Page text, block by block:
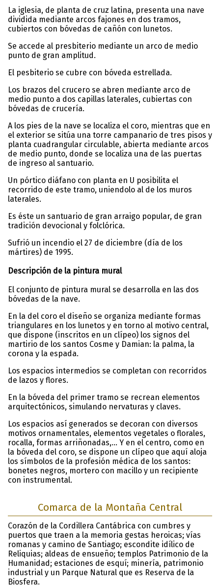
La iglesia, de planta de cruz latina, presenta una nave
dividida mediante arcos fajones en dos tramos,
cubiertos con bóvedas de cañón con lunetos.
Se accede al presbiterio mediante un arco de medio
punto de gran amplitud.
El pesbiterio se cubre con bóveda estrellada.
Los brazos del crucero se abren mediante arco de
medio punto a dos capillas laterales, cubiertas con
bóvedas de crucería.
A los pies de la nave se localiza el coro, mientras que en
el exterior se sitúa una torre campanario de tres pisos y
planta cuadrangular circulable, abierta mediante arcos
de medio punto, donde se localiza una de las puertas
de ingreso al santuario.
Un pórtico diáfano con planta en U posibilita el
recorrido de este tramo, uniendolo al de los muros
laterales.
Es éste un santuario de gran arraigo popular, de gran
tradición devocional y folclórica.
Sufrió un incendio el 27 de diciembre (día de los
mártires) de 1995.
Descripción de la pintura mural
El conjunto de pintura mural se desarrolla en las dos
bóvedas de la nave.
En la del coro el diseño se organiza mediante formas
triangulares en los lunetos y en torno al motivo central,
que dispone (inscritos en un clípeo) los signos del
martirio de los santos Cosme y Damian: la palma, la
corona y la espada.
Los espacios intermedios se completan con recorridos
de lazos y flores.
En la bóveda del primer tramo se recrean elementos
arquitectónicos, simulando nervaturas y claves.
Los espacios así generados se decoran con diversos
motivos ornamentales, elementos vegetales o florales,
rocalla, formas arriñonadas,… Y en el centro, como en
la bóveda del coro, se dispone un clípeo que aquí aloja
los símbolos de la profesión médica de los santos:
bonetes negros, mortero con macillo y un recipiente
con instrumental.
Comarca de la Montaña Central
Corazón de la Cordillera Cantábrica con cumbres y
puertos que traen a la memoria gestas heroicas; vías
romanas y camino de Santiago; escondite idílico de
Reliquias; aldeas de ensueño; templos Patrimonio de la
Humanidad; estaciones de esquí; minería, patrimonio
industrial y un Parque Natural que es Reserva de la
Biosfera.